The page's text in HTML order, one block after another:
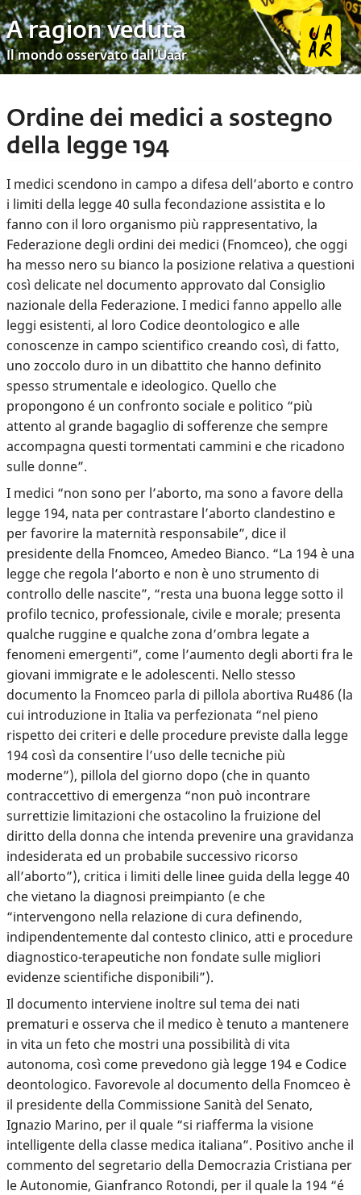
A ragion veduta
Il mondo osservato dall’Uaar
Ordine dei medici a sostegno
della legge 194
I medici scendono in campo a difesa dell’aborto e contro
i limiti della legge 40 sulla fecondazione assistita e lo
fanno con il loro organismo più rappresentativo, la
Federazione degli ordini dei medici (Fnomceo), che oggi
ha messo nero su bianco la posizione relativa a questioni
così delicate nel documento approvato dal Consiglio
nazionale della Federazione. I medici fanno appello alle
leggi esistenti, al loro Codice deontologico e alle
conoscenze in campo scientifico creando così, di fatto,
uno zoccolo duro in un dibattito che hanno definito
spesso strumentale e ideologico. Quello che
propongono é un confronto sociale e politico “più
attento al grande bagaglio di sofferenze che sempre
accompagna questi tormentati cammini e che ricadono
sulle donne”.
I medici “non sono per l’aborto, ma sono a favore della
legge 194, nata per contrastare l’aborto clandestino e
per favorire la maternità responsabile”, dice il
presidente della Fnomceo, Amedeo Bianco. “La 194 è una
legge che regola l’aborto e non è uno strumento di
controllo delle nascite”, “resta una buona legge sotto il
profilo tecnico, professionale, civile e morale; presenta
qualche ruggine e qualche zona d’ombra legate a
fenomeni emergenti”, come l’aumento degli aborti fra le
giovani immigrate e le adolescenti. Nello stesso
documento la Fnomceo parla di pillola abortiva Ru486 (la
cui introduzione in Italia va perfezionata “nel pieno
rispetto dei criteri e delle procedure previste dalla legge
194 così da consentire l’uso delle tecniche più
moderne”), pillola del giorno dopo (che in quanto
contraccettivo di emergenza “non può incontrare
surrettizie limitazioni che ostacolino la fruizione del
diritto della donna che intenda prevenire una gravidanza
indesiderata ed un probabile successivo ricorso
all’aborto”), critica i limiti delle linee guida della legge 40
che vietano la diagnosi preimpianto (e che
“intervengono nella relazione di cura definendo,
indipendentemente dal contesto clinico, atti e procedure
diagnostico-terapeutiche non fondate sulle migliori
evidenze scientifiche disponibili”).
Il documento interviene inoltre sul tema dei nati
prematuri e osserva che il medico è tenuto a mantenere
in vita un feto che mostri una possibilità di vita
autonoma, così come prevedono già legge 194 e Codice
deontologico. Favorevole al documento della Fnomceo è
il presidente della Commissione Sanità del Senato,
Ignazio Marino, per il quale “si riafferma la visione
intelligente della classe medica italiana”. Positivo anche il
commento del segretario della Democrazia Cristiana per
le Autonomie, Gianfranco Rotondi, per il quale la 194 “é